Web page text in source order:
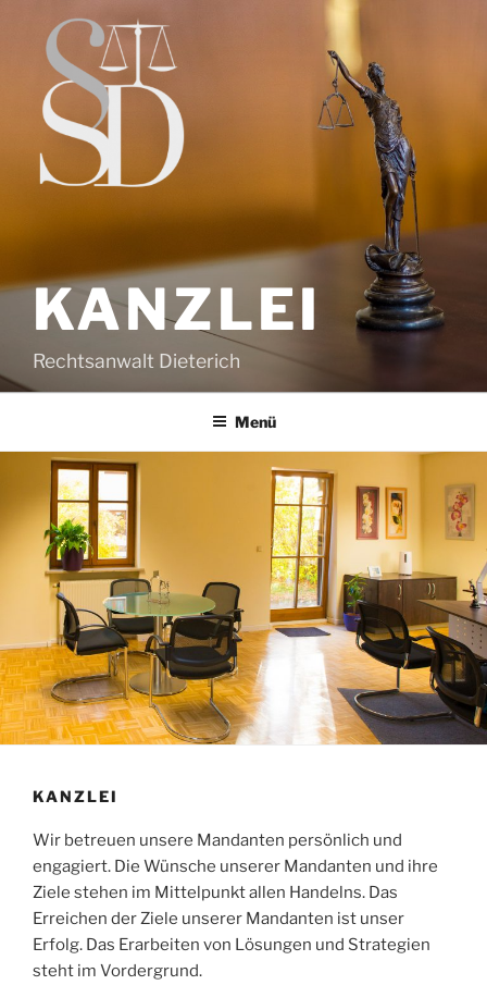
springen
KANZLEI
Rechtsanwalt Dieterich
Menü
KANZLEI
Wir betreuen unsere Mandanten persönlich und
engagiert. Die Wünsche unserer Mandanten und ihre
Ziele stehen im Mittelpunkt allen Handelns. Das
Erreichen der Ziele unserer Mandanten ist unser
Erfolg. Das Erarbeiten von Lösungen und Strategien
steht im Vordergrund.